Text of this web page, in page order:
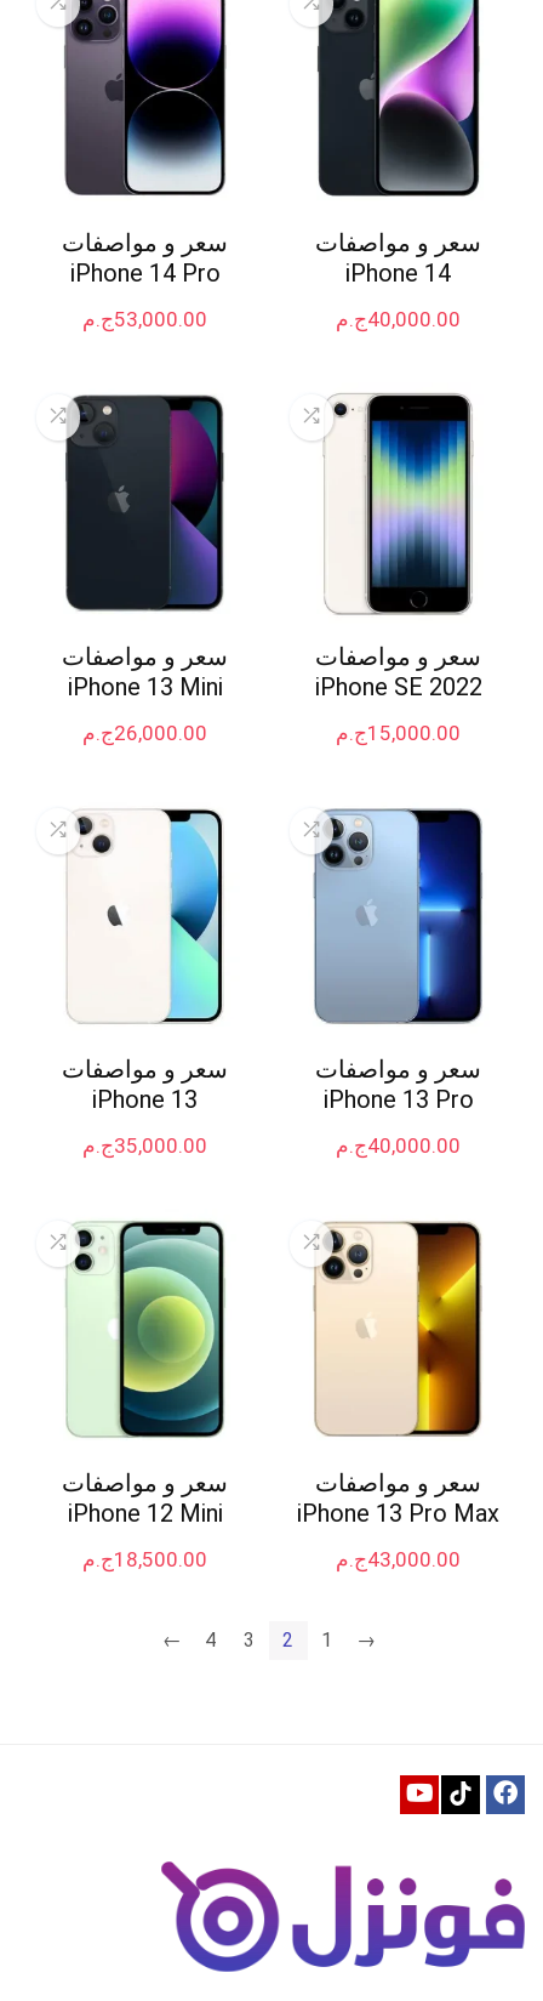
سعر و مواصفات
iPhone 14
ج.م40,000.00
سعر و مواصفات
iPhone 14 Pro
ج.م53,000.00
سعر و مواصفات
iPhone SE 2022
ج.م15,000.00
سعر و مواصفات
iPhone 13 Mini
ج.م26,000.00
سعر و مواصفات
iPhone 13 Pro
ج.م40,000.00
سعر و مواصفات
iPhone 13
ج.م35,000.00
سعر و مواصفات
iPhone 13 Pro Max
ج.م43,000.00
سعر و مواصفات
iPhone 12 Mini
ج.م18,500.00
→
1
2
3
4
←